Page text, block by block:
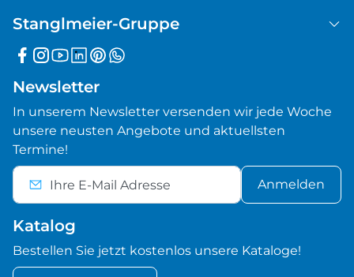
Stanglmeier-Gruppe
Newsletter
In unserem Newsletter versenden wir jede Woche
unsere neusten Angebote und aktuellsten
Termine!
Anmelden
Katalog
Bestellen Sie jetzt kostenlos unsere Kataloge!